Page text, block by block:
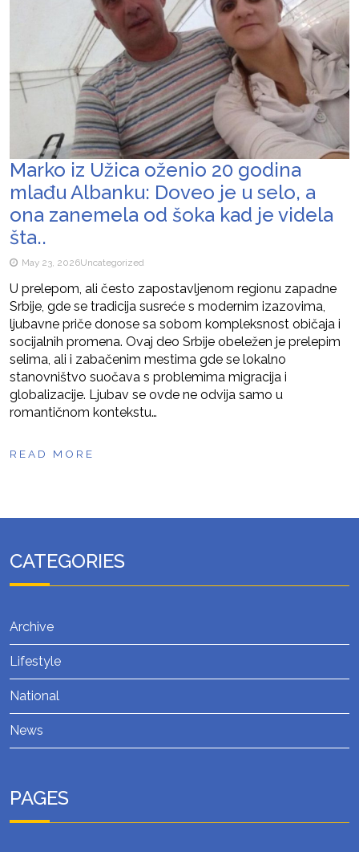
Marko iz Užica oženio 20 godina
mlađu Albanku: Doveo je u selo, a
ona zanemela od šoka kad je videla
šta..
May 23, 2026Uncategorized
U prelepom, ali često zapostavljenom regionu zapadne
Srbije, gde se tradicija susreće s modernim izazovima,
ljubavne priče donose sa sobom kompleksnost običaja i
socijalnih promena. Ovaj deo Srbije obeležen je prelepim
selima, ali i zabačenim mestima gde se lokalno
stanovništvo suočava s problemima migracija i
globalizacije. Ljubav se ovde ne odvija samo u
romantičnom kontekstu…
READ MORE
CATEGORIES
Archive
Lifestyle
National
News
PAGES